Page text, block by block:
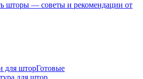
шторы — советы и рекомендации от
для шторГотовые
для штор